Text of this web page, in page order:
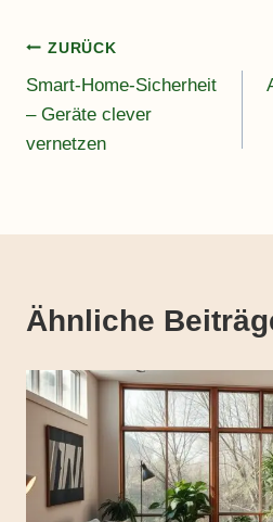
ZURÜCK
Smart-Home-Sicherheit
– Geräte clever
vernetzen
Ähnliche